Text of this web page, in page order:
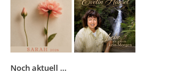
Noch aktuell …